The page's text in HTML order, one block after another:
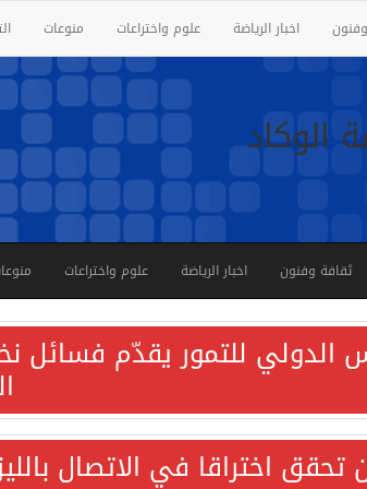
اخبار الرياضة علوم واختراعات منوعات
الوكاد
ثقافة وفنون اخبار الرياضة علوم واختراعات
للتمور يقدّم فسائل
تحقق اختراقا في الاتصال